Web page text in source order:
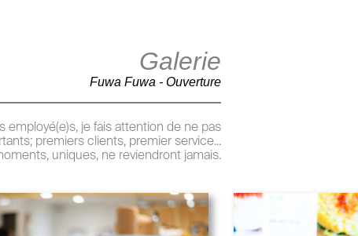
Galerie
Fuwa Fuwa - Ouverture
employé(e)s, je fais attention de ne pas
premiers clients, premier service...
uniques, ne reviendront jamais.